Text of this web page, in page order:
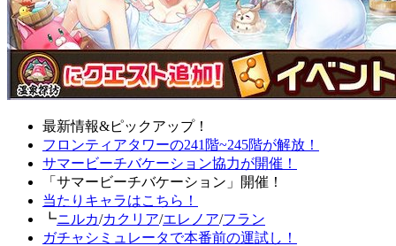
最新情報&ピックアップ！
フロンティアタワーの241階~245階が解放！
サマービーチバケーション協力が開催！
「サマービーチバケーション」開催！
当たりキャラはこちら！
┗ニルカ/カクリア/エレノア/フラン
ガチャシミュレータで本番前の運試し！